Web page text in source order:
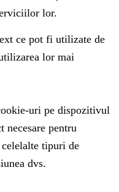
lor.
ce pot fi utilizate de
lor mai
uri pe dispozitivul
necesare pentru
celelalte tipuri de
dvs.